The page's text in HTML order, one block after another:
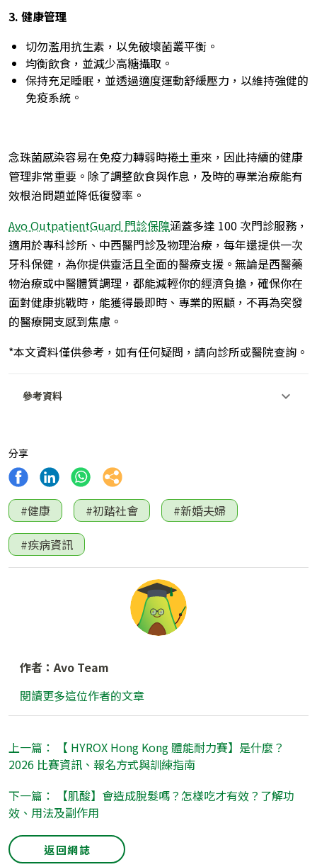
3. 健康管理
切勿濫用抗生素，以免破壞菌叢平衡。
均衡飲食，並減少高糖攝取。
保持充足睡眠，並透過適度運動舒緩壓力，以維持強健的
免疫系統。
念珠菌感染容易在免疫力轉弱時捲土重來，因此持續的健康
管理非常重要。除了調整飲食與作息，及時的專業治療能有
效根治問題並降低復發率。
Avo OutpatientGuard 門診保障涵蓋多達 100 次門診服務，
適用於專科診所、中西醫門診及物理治療，每年還提供一次
牙科保健，為你提供靈活且全面的醫療支援。無論是西醫藥
物治療或中醫體質調理，都能減輕你的經濟負擔，確保你在
面對健康挑戰時，能獲得最即時、專業的照顧，不再為突發
的醫療開支感到焦慮。
*本文資料僅供參考，如有任何疑問，請向診所或醫院查詢。
參考資料
分享
#健康 #初踏社會
#新婚夫婦
#疾病資訊
作者：Avo Team
閱讀更多這位作者的文章
上一篇： 【 HYROX Hong Kong 體能耐力賽】是什麼？
2026 比賽資訊、報名方式與訓練指南
下一篇： 【肌酸】會造成脫髮嗎？怎樣吃才有效？了解功
效、用法及副作用
返回網誌